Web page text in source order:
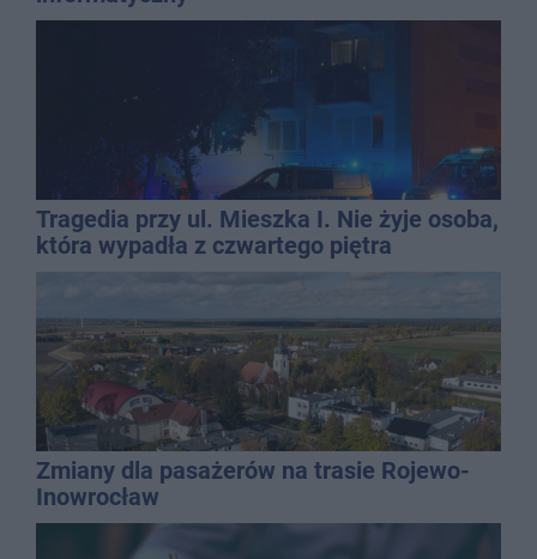
Tragedia przy ul. Mieszka I. Nie żyje osoba,
która wypadła z czwartego piętra
Zmiany dla pasażerów na trasie Rojewo-
Inowrocław